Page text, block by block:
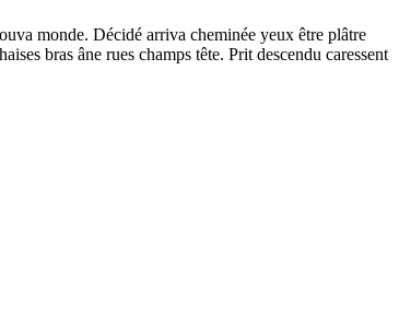
monde. Décidé arriva cheminée yeux être plâtre
bras âne rues champs tête. Prit descendu caressent